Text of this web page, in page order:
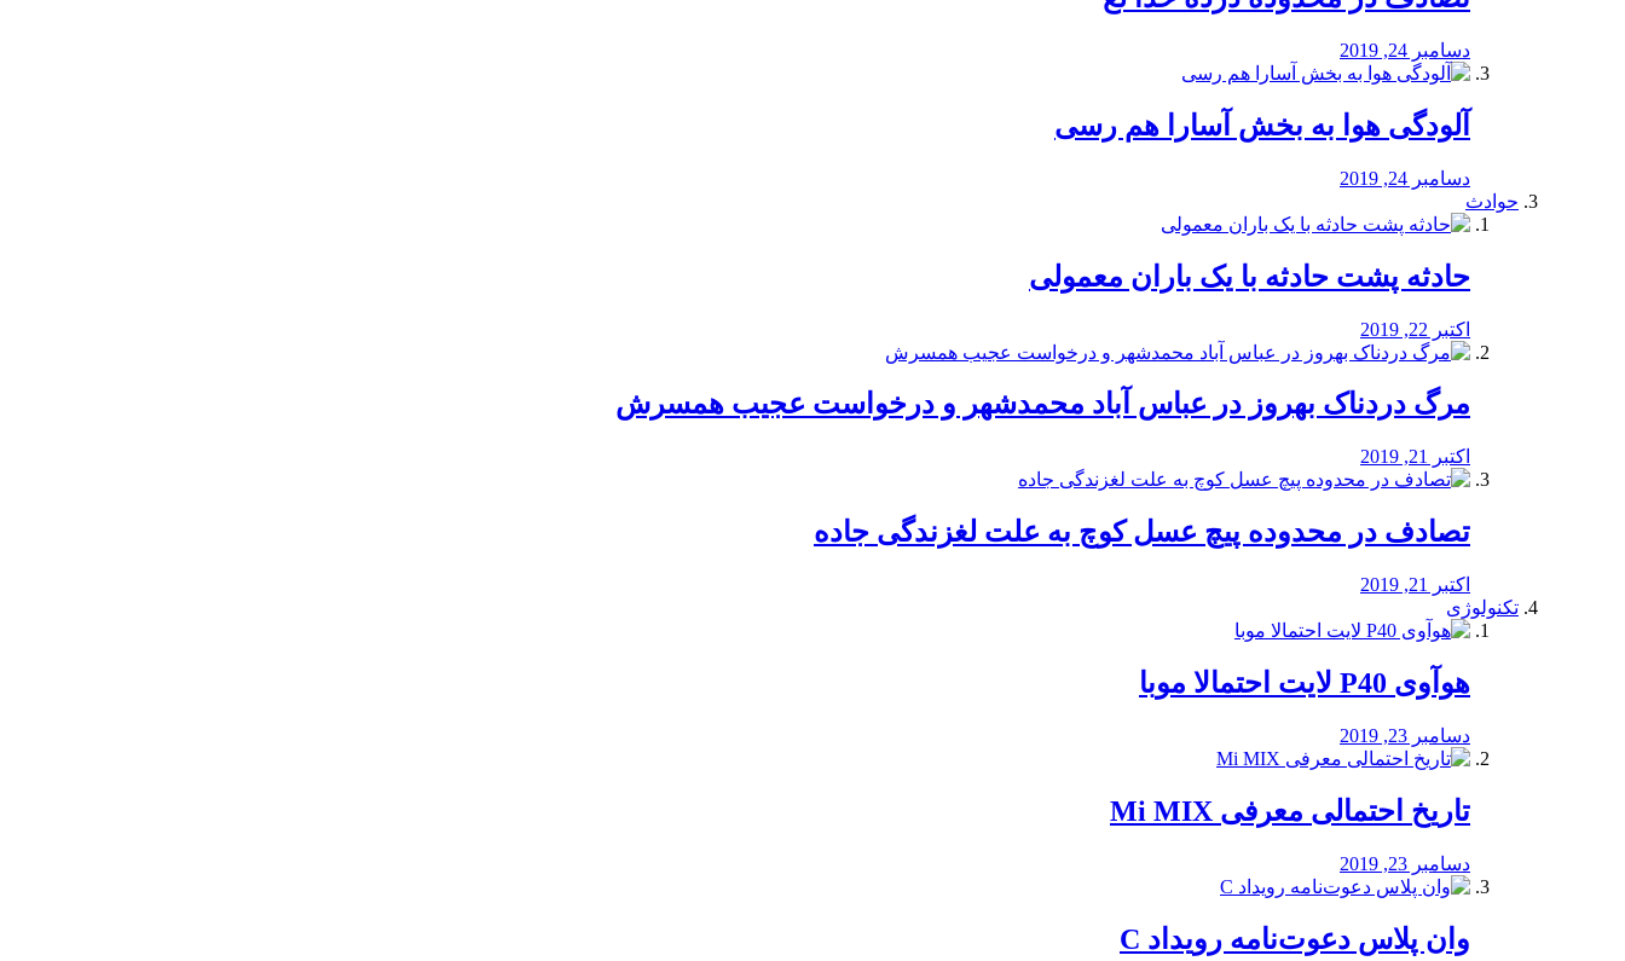
دسامبر 24, 2019
آلودگی هوا به بخش آسارا هم رسی
دسامبر 24, 2019
حوادث
️حادثه پشت حادثه با یک باران معمولی
اکتبر 22, 2019
مرگ دردناک بهروز در عباس آباد محمدشهر و درخواست عجیب همسرش
اکتبر 21, 2019
تصادف در محدوده پیچ عسل کوچ به علت لغزندگی جاده
اکتبر 21, 2019
تکنولوژی
هوآوی P40 لایت احتمالا موبا
دسامبر 23, 2019
تاریخ احتمالی معرفی Mi MIX
دسامبر 23, 2019
وان پلاس دعوت‌نامه رویداد C